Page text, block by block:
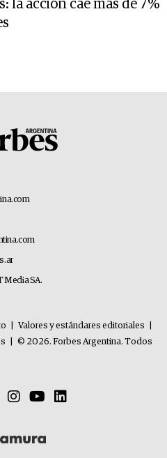
la acción cae más de 7%
Media SA.
Valores y estándares editoriales
© 2026. Forbes Argentina. Todos